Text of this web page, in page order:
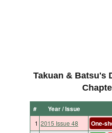
Takuan & Batsu's
# Year / Issue
1 2015 Issue 48 One-